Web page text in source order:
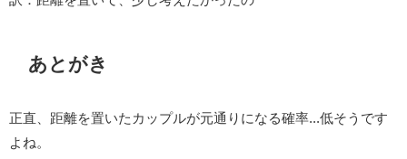
あとがき
正直、距離を置いたカップルが元通りになる確率...低そうです
よね。